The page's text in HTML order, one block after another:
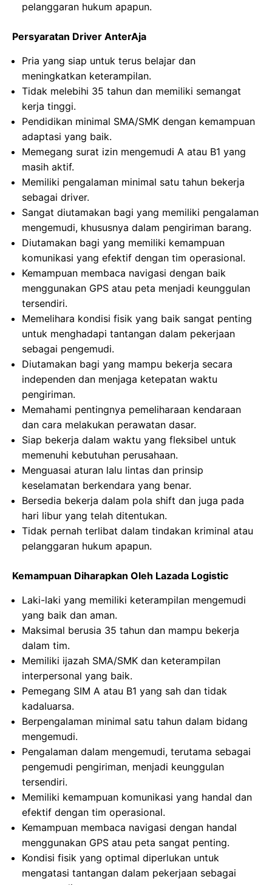
pelanggaran hukum apapun.
Persyaratan Driver AnterAja
Pria yang siap untuk terus belajar dan
meningkatkan keterampilan.
Tidak melebihi 35 tahun dan memiliki semangat
kerja tinggi.
Pendidikan minimal SMA/SMK dengan kemampuan
adaptasi yang baik.
Memegang surat izin mengemudi A atau B1 yang
masih aktif.
Memiliki pengalaman minimal satu tahun bekerja
sebagai driver.
Sangat diutamakan bagi yang memiliki pengalaman
mengemudi, khususnya dalam pengiriman barang.
Diutamakan bagi yang memiliki kemampuan
komunikasi yang efektif dengan tim operasional.
Kemampuan membaca navigasi dengan baik
menggunakan GPS atau peta menjadi keunggulan
tersendiri.
Memelihara kondisi fisik yang baik sangat penting
untuk menghadapi tantangan dalam pekerjaan
sebagai pengemudi.
Diutamakan bagi yang mampu bekerja secara
independen dan menjaga ketepatan waktu
pengiriman.
Memahami pentingnya pemeliharaan kendaraan
dan cara melakukan perawatan dasar.
Siap bekerja dalam waktu yang fleksibel untuk
memenuhi kebutuhan perusahaan.
Menguasai aturan lalu lintas dan prinsip
keselamatan berkendara yang benar.
Bersedia bekerja dalam pola shift dan juga pada
hari libur yang telah ditentukan.
Tidak pernah terlibat dalam tindakan kriminal atau
pelanggaran hukum apapun.
Kemampuan Diharapkan Oleh Lazada Logistic
Laki-laki yang memiliki keterampilan mengemudi
yang baik dan aman.
Maksimal berusia 35 tahun dan mampu bekerja
dalam tim.
Memiliki ijazah SMA/SMK dan keterampilan
interpersonal yang baik.
Pemegang SIM A atau B1 yang sah dan tidak
kadaluarsa.
Berpengalaman minimal satu tahun dalam bidang
mengemudi.
Pengalaman dalam mengemudi, terutama sebagai
pengemudi pengiriman, menjadi keunggulan
tersendiri.
Memiliki kemampuan komunikasi yang handal dan
efektif dengan tim operasional.
Kemampuan membaca navigasi dengan handal
menggunakan GPS atau peta sangat penting.
Kondisi fisik yang optimal diperlukan untuk
mengatasi tantangan dalam pekerjaan sebagai